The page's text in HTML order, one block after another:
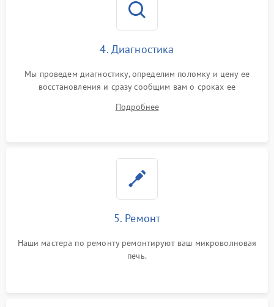
4. Диагностика
Мы проведем диагностику, определим поломку и цену ее
восстановления и сразу сообщим вам о сроках ее
Подробнее
5. Ремонт
Наши мастера по ремонту ремонтируют ваш микроволновая
печь.